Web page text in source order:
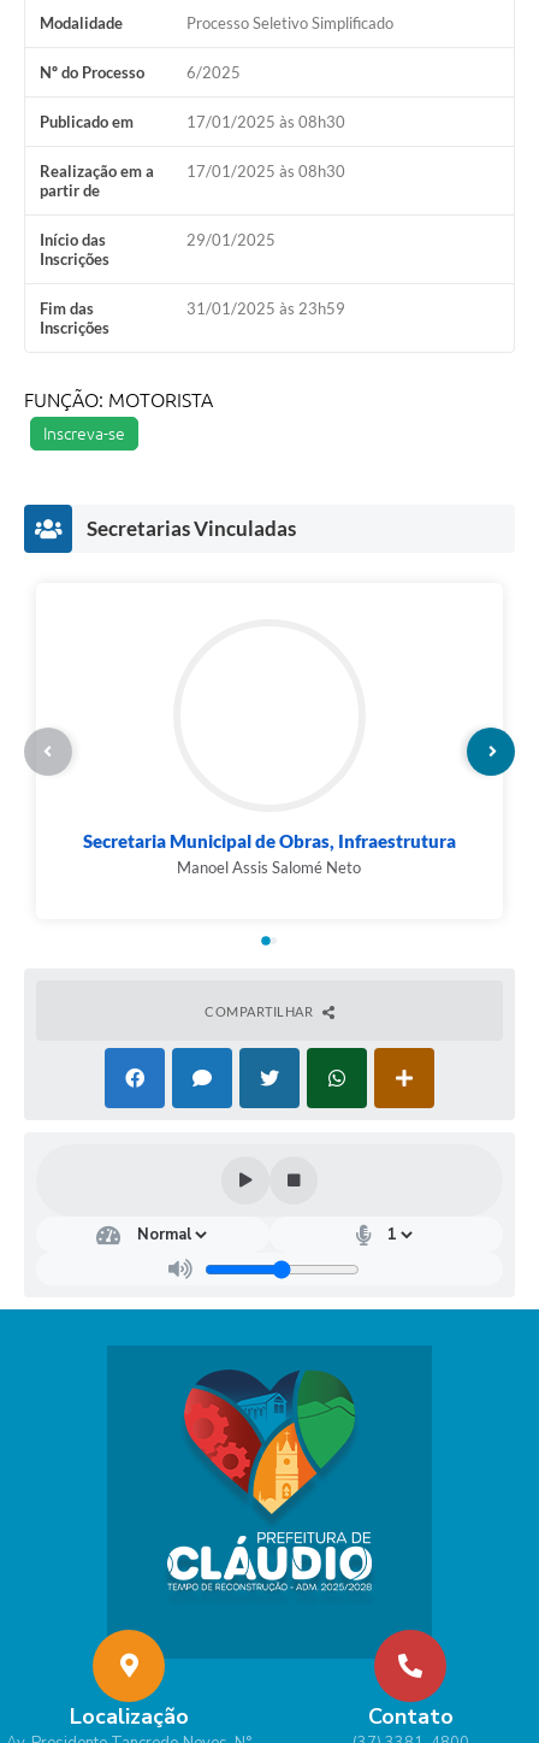
Modalidade Processo Seletivo Simplificado
Nº do Processo 6/2025
Publicado em 17/01/2025 às 08h30
Realização em a
partir de
17/01/2025 às 08h30
Início das
Inscrições
29/01/2025
Fim das
Inscrições
31/01/2025 às 23h59
FUNÇÃO: MOTORISTA
Inscreva-se
Secretarias Vinculadas
Secretaria Municipal de Obras, Infraestrutura
Manoel Assis Salomé Neto
COMPARTILHAR
Localização Contato